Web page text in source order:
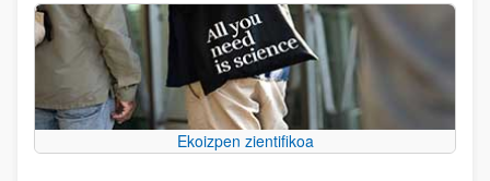
Ekoizpen zientifikoa